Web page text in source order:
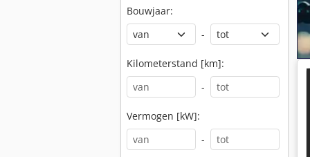
Bouwjaar:
-
Kilometerstand [km]:
-
Vermogen [kW]:
-